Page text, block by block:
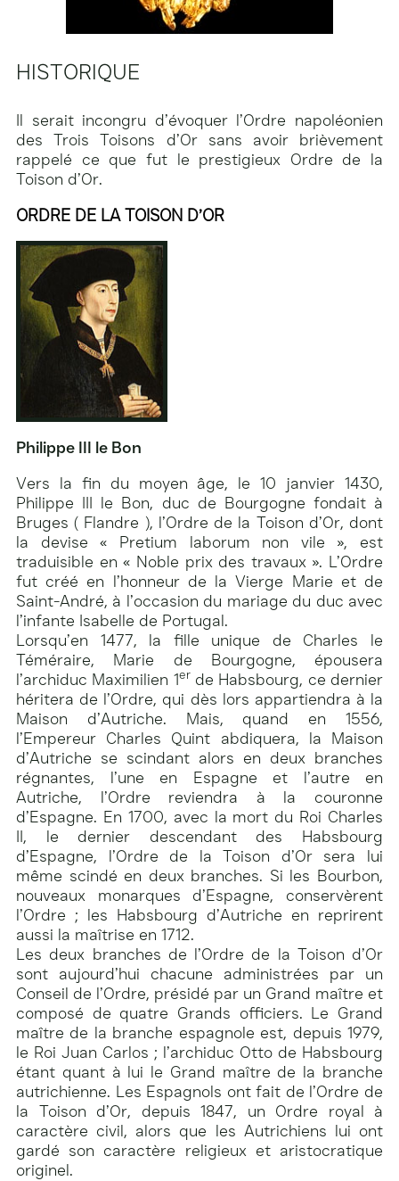
HISTORIQUE
Il serait incongru d’évoquer l’Ordre napoléonien
des Trois Toisons d’Or sans avoir brièvement
rappelé ce que fut le prestigieux Ordre de la
Toison d’Or.
ORDRE DE LA TOISON D’OR
Philippe III le Bon
Vers la fin du moyen âge, le 10 janvier 1430,
Philippe III le Bon, duc de Bourgogne fondait à
Bruges ( Flandre ), l’Ordre de la Toison d’Or, dont
la devise « Pretium laborum non vile », est
traduisible en « Noble prix des travaux ». L’Ordre
fut créé en l’honneur de la Vierge Marie et de
Saint-André, à l’occasion du mariage du duc avec
l’infante Isabelle de Portugal.
Lorsqu’en 1477, la fille unique de Charles le
Téméraire, Marie de Bourgogne, épousera
l’archiduc Maximilien 1erde Habsbourg, ce dernier
héritera de l’Ordre, qui dès lors appartiendra à la
Maison d’Autriche. Mais, quand en 1556,
l’Empereur Charles Quint abdiquera, la Maison
d’Autriche se scindant alors en deux branches
régnantes, l’une en Espagne et l’autre en
Autriche, l’Ordre reviendra à la couronne
d’Espagne. En 1700, avec la mort du Roi Charles
II, le dernier descendant des Habsbourg
d’Espagne, l’Ordre de la Toison d’Or sera lui
même scindé en deux branches. Si les Bourbon,
nouveaux monarques d’Espagne, conservèrent
l’Ordre ; les Habsbourg d’Autriche en reprirent
aussi la maîtrise en 1712.
Les deux branches de l’Ordre de la Toison d’Or
sont aujourd’hui chacune administrées par un
Conseil de l’Ordre, présidé par un Grand maître et
composé de quatre Grands officiers. Le Grand
maître de la branche espagnole est, depuis 1979,
le Roi Juan Carlos ; l’archiduc Otto de Habsbourg
étant quant à lui le Grand maître de la branche
autrichienne. Les Espagnols ont fait de l’Ordre de
la Toison d’Or, depuis 1847, un Ordre royal à
caractère civil, alors que les Autrichiens lui ont
gardé son caractère religieux et aristocratique
originel.